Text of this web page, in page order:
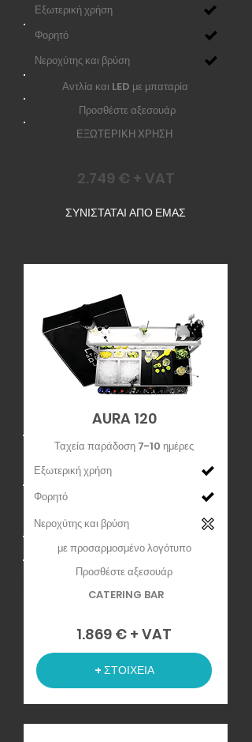
Εξωτερική χρήση
Φορητό
Νεροχύτης και βρύση
Προσθέστε αξεσουάρ
Αντλία και LED με μπαταρία
ΕΞΩΤΕΡΙΚΗ ΧΡΗΣΗ
2.749 € + VAT
ΣΥΝΙΣΤΑΤΑΙ ΑΠΟ ΕΜΑΣ
AURA 120
Εξωτερική χρήση
Φορητό
Ταχεία παράδοση 7-10 ημέρες
Νεροχύτης και βρύση
με προσαρμοσμένο λογότυπο
Προσθέστε αξεσουάρ
CATERING BAR
1.869 € + VAT
+ ΣΤΟΙΧΕΙΑ